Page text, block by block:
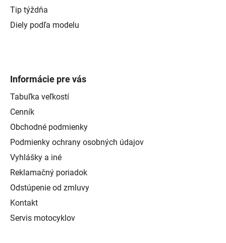
Tip týždňa
Diely podľa modelu
Informácie pre vás
Tabuľka veľkostí
Cenník
Obchodné podmienky
Podmienky ochrany osobných údajov
Vyhlášky a iné
Reklamačný poriadok
Odstúpenie od zmluvy
Kontakt
Servis motocyklov